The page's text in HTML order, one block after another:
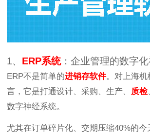
1、 ERP系统：企业管理的数字
ERP不是简单的进销存软件。对上海机
言，它是打通设计、采购、生产、 质检
数字神经系统。
尤其在订单碎片化、交期压缩40%的今